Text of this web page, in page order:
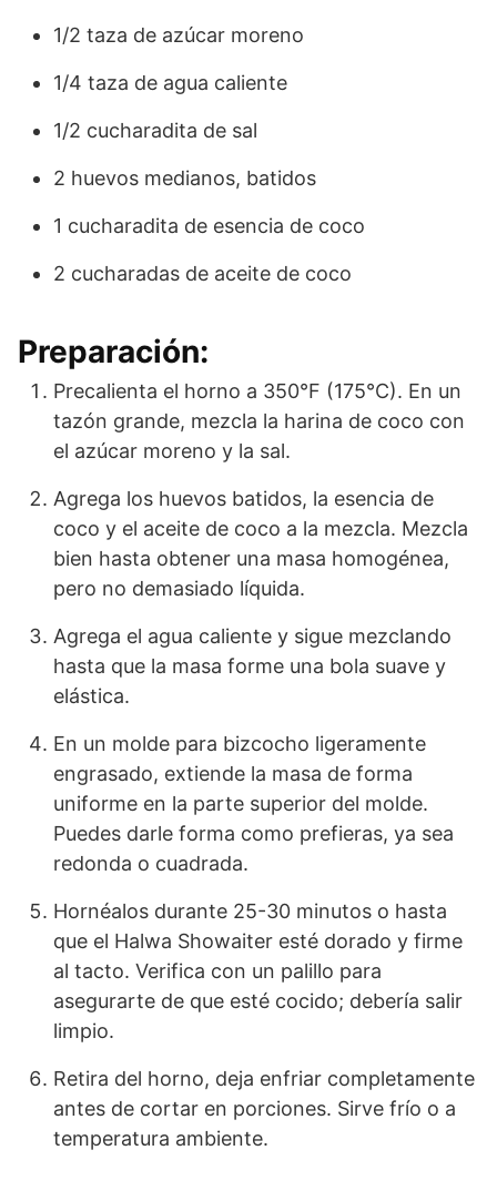
1/2 taza de azúcar moreno
1/4 taza de agua caliente
1/2 cucharadita de sal
2 huevos medianos, batidos
1 cucharadita de esencia de coco
2 cucharadas de aceite de coco
Preparación:
Precalienta el horno a 350°F (175°C). En un
tazón grande, mezcla la harina de coco con
el azúcar moreno y la sal.
Agrega los huevos batidos, la esencia de
coco y el aceite de coco a la mezcla. Mezcla
bien hasta obtener una masa homogénea,
pero no demasiado líquida.
Agrega el agua caliente y sigue mezclando
hasta que la masa forme una bola suave y
elástica.
En un molde para bizcocho ligeramente
engrasado, extiende la masa de forma
uniforme en la parte superior del molde.
Puedes darle forma como prefieras, ya sea
redonda o cuadrada.
Hornéalos durante 25-30 minutos o hasta
que el Halwa Showaiter esté dorado y firme
al tacto. Verifica con un palillo para
asegurarte de que esté cocido; debería salir
limpio.
Retira del horno, deja enfriar completamente
antes de cortar en porciones. Sirve frío o a
temperatura ambiente.